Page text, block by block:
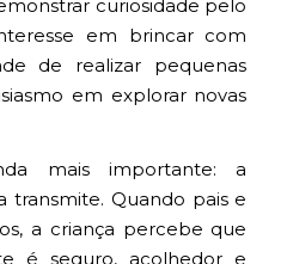
curiosidade pelo
em brincar com
de realizar pequenas
em explorar novas
mais importante: a
transmite. Quando pais e
a criança percebe que
é seguro, acolhedor e